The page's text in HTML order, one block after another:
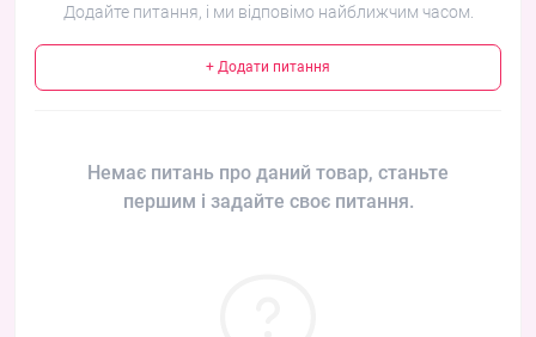
Додайте питання, і ми відповімо найближчим часом.
+ Додати питання
Немає питань про даний товар, станьте
першим і задайте своє питання.